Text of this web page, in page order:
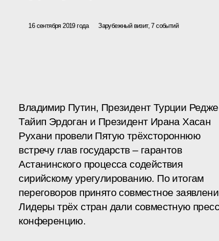
16 сентября 2019 года Зарубежный визит, 7 событий
Владимир Путин, Президент Турции
Тайип Эрдоган и Президент Ирана Хасан
Рухани провели Пятую трёхстороннюю
встречу глав государств – гарантов
Астанинского процесса содействия
сирийскому урегулированию. По итогам
переговоров принято совместное
Лидеры трёх стран дали совместную
конференцию.